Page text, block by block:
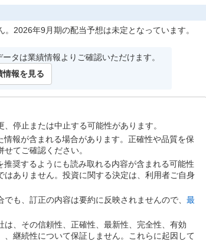
2026年9月期の配当予想は未定となっています。
タは業績情報よりご確認いただけます。
情報を見る
停止または中止する可能性があります。
報が含まれる場合があります。正確性や品質を保
てご確認ください。
奨するようにも読み取れる内容が含まれる可能性
ありません。投資に関する決定は、利用者ご自身
も、訂正の内容は要約に反映されませんので、 最
、その信頼性、正確性、最新性、完全性、有効
継続性について保証しません。これらに起因して